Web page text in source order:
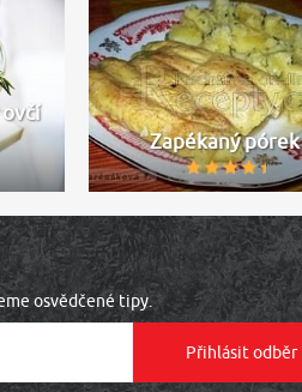
Zapékaný pórek
osvědčené tipy.